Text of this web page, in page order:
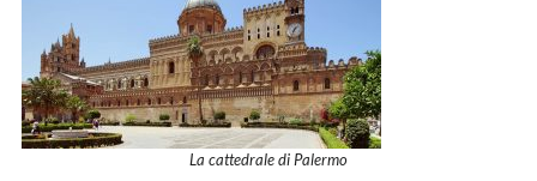
La cattedrale di Palermo